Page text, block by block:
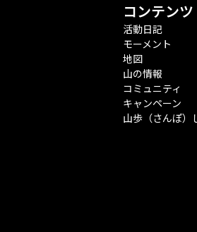
コンテンツ
活動日記
モーメント
地図
山の情報
コミュニティ
キャンペーン
山歩（さんぽ）